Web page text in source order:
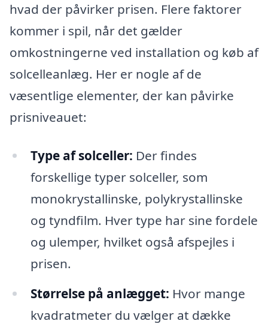
hvad der påvirker prisen. Flere faktorer
kommer i spil, når det gælder
omkostningerne ved installation og køb af
solcelleanlæg. Her er nogle af de
væsentlige elementer, der kan påvirke
prisniveauet:
Type af solceller: Der findes
forskellige typer solceller, som
monokrystallinske, polykrystallinske
og tyndfilm. Hver type har sine fordele
og ulemper, hvilket også afspejles i
prisen.
Størrelse på anlægget: Hvor mange
kvadratmeter du vælger at dække